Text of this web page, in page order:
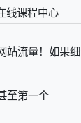
线课程中心
流量！如果
至第一个